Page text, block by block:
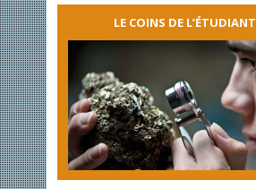
LE COINS DE L’ÉTUDIANT